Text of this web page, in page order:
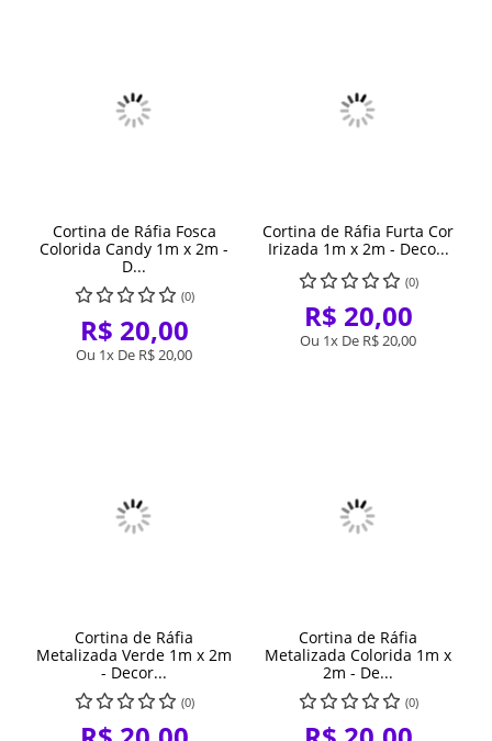
Cortina de Ráfia Fosca
Colorida Candy 1m x 2m -
D...
(0)
R$ 20,00
Ou 1x De R$ 20,00
Cortina de Ráfia Furta Cor
Irizada 1m x 2m - Deco...
(0)
R$ 20,00
Ou 1x De R$ 20,00
Cortina de Ráfia
Metalizada Verde 1m x 2m
- Decor...
(0)
Cortina de Ráfia
Metalizada Colorida 1m x
2m - De...
(0)